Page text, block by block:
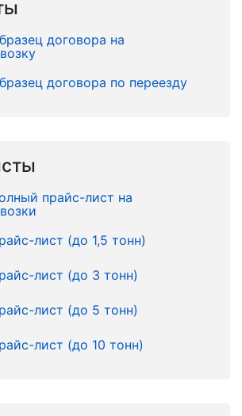
договора на
договора по переезду
прайс-лист на
лист (до 1,5 тонн)
лист (до 3 тонн)
лист (до 5 тонн)
лист (до 10 тонн)